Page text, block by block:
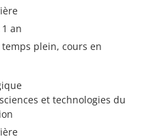
an
plein, cours en
et technologies du